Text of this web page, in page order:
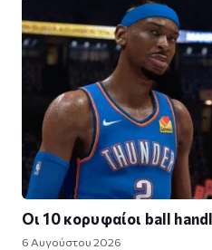
Οι 10 κορυφαίοι ball
6 Αυγούστου 2026